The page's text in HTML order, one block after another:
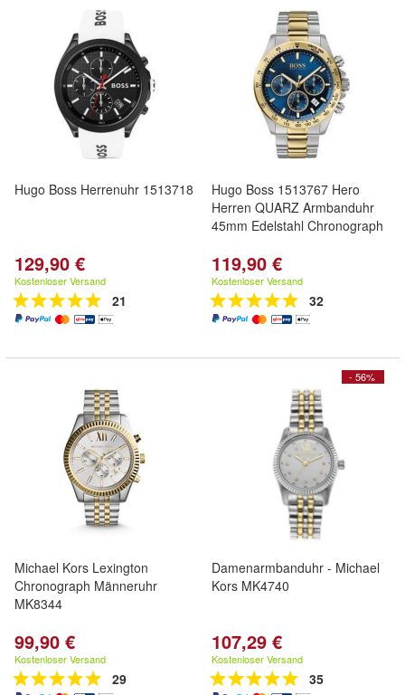
Hugo Boss Herrenuhr 1513718
129,90 €
Kostenloser Versand
21
Hugo Boss 1513767 Hero
Herren QUARZ Armbanduhr
45mm Edelstahl Chronograph
119,90 €
Kostenloser Versand
32
Michael Kors Lexington
Chronograph Männeruhr
MK8344
99,90 €
Kostenloser Versand
29
- 56%
Damenarmbanduhr - Michael
Kors MK4740
107,29 €
Kostenloser Versand
35